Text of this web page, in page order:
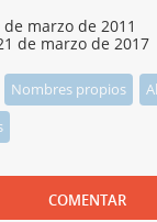
de marzo de 2011
de marzo de 2017
Nombres propios
COMENTAR